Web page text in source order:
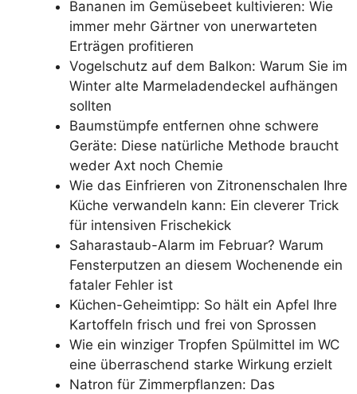
Bananen im Gemüsebeet kultivieren: Wie
immer mehr Gärtner von unerwarteten
Erträgen profitieren
Vogelschutz auf dem Balkon: Warum Sie im
Winter alte Marmeladendeckel aufhängen
sollten
Baumstümpfe entfernen ohne schwere
Geräte: Diese natürliche Methode braucht
weder Axt noch Chemie
Wie das Einfrieren von Zitronenschalen Ihre
Küche verwandeln kann: Ein cleverer Trick
für intensiven Frischekick
Saharastaub-Alarm im Februar? Warum
Fensterputzen an diesem Wochenende ein
fataler Fehler ist
Küchen-Geheimtipp: So hält ein Apfel Ihre
Kartoffeln frisch und frei von Sprossen
Wie ein winziger Tropfen Spülmittel im WC
eine überraschend starke Wirkung erzielt
Natron für Zimmerpflanzen: Das